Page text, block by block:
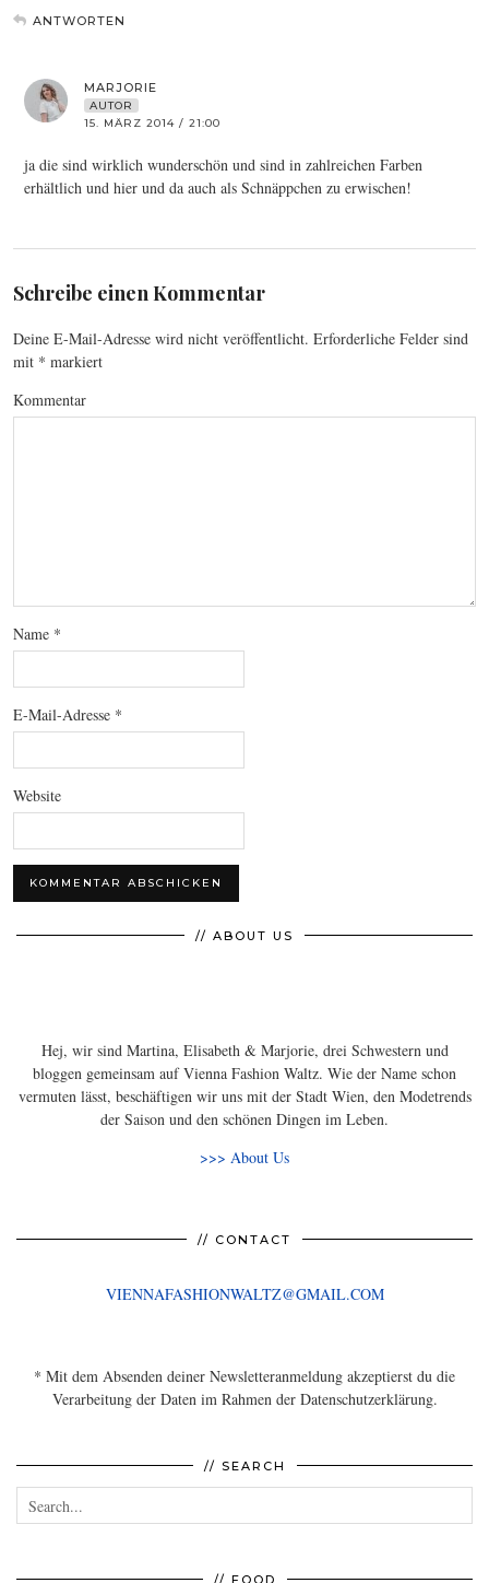
ANTWORTEN
MARJORIE
AUTOR
15. MÄRZ 2014 / 21:00
ja die sind wirklich wunderschön und sind in zahlreichen Farben
erhältlich und hier und da auch als Schnäppchen zu erwischen!
Schreibe einen Kommentar
Deine E-Mail-Adresse wird nicht veröffentlicht. Erforderliche Felder sind
mit * markiert
Kommentar
Name *
E-Mail-Adresse *
Website
// ABOUT US
Hej, wir sind Martina, Elisabeth & Marjorie, drei Schwestern und
bloggen gemeinsam auf Vienna Fashion Waltz. Wie der Name schon
vermuten lässt, beschäftigen wir uns mit der Stadt Wien, den Modetrends
der Saison und den schönen Dingen im Leben.
>>> About Us
// CONTACT
VIENNAFASHIONWALTZ@GMAIL.COM
* Mit dem Absenden deiner Newsletteranmeldung akzeptierst du die
Verarbeitung der Daten im Rahmen der Datenschutzerklärung.
// SEARCH